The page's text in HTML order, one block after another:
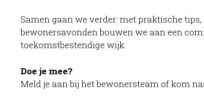
Samen gaan we verder: met praktische
bewonersavonden bouwen we aan een
toekomstbestendige wijk.
Doe je mee?
Meld je aan bij het bewonersteam of kom